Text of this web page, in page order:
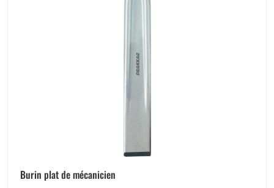
Burin plat de mécanicien